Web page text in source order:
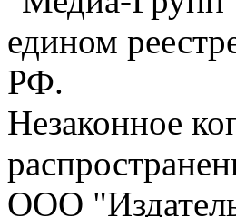
едином
РФ.
Незаконное
ООО